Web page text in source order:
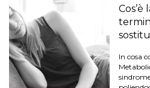
Cos’è
In cosa